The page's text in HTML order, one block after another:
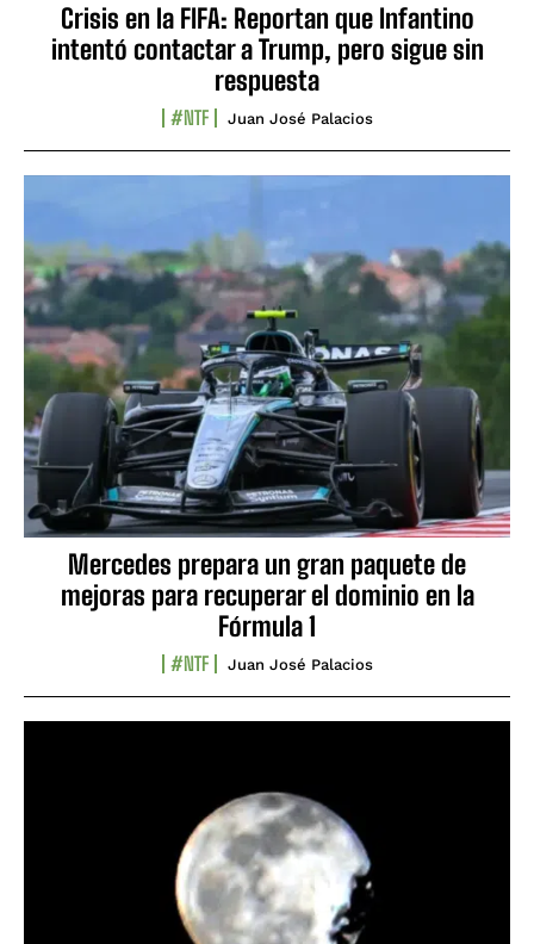
Crisis en la FIFA: Reportan que Infantino
intentó contactar a Trump, pero sigue sin
respuesta
#NTF Juan José Palacios
Mercedes prepara un gran paquete de
mejoras para recuperar el dominio en la
Fórmula 1
#NTF Juan José Palacios